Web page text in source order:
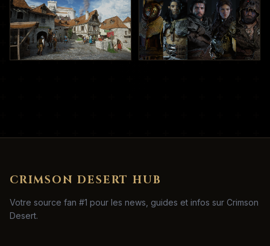
CRIMSON DESERT HUB
Votre source fan #1 pour les news, guides et infos sur Crimson
Desert.